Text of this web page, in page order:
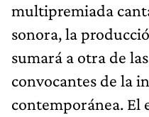
multipremiada
sonora, la
sumará a otra de
convocantes de la
contemporánea. El